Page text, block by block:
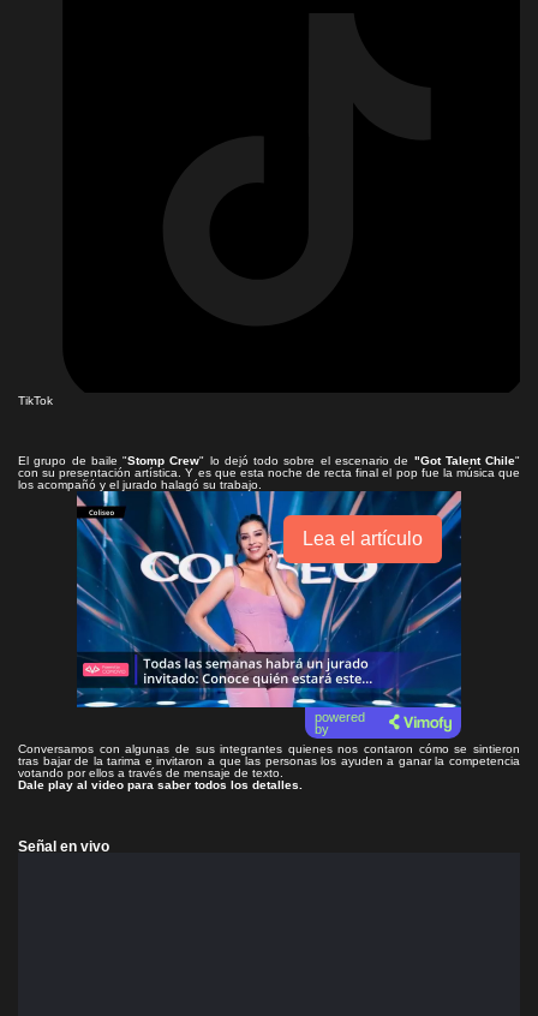
TikTok
El grupo de baile "Stomp Crew" lo dejó todo sobre el escenario de "Got Talent Chile"
con su presentación artística. Y es que esta noche de recta final el pop fue la música que
los acompañó y el jurado halagó su trabajo.
Lea el artículo
powered
by
Conversamos con algunas de sus integrantes quienes nos contaron cómo se sintieron
tras bajar de la tarima e invitaron a que las personas los ayuden a ganar la competencia
votando por ellos a través de mensaje de texto.
Dale play al video para saber todos los detalles.
Señal en vivo